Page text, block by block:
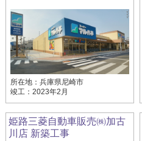
所在地：兵庫県尼崎市
竣工：2023年2月
姫路三菱自動車販売㈱加古
川店 新築工事